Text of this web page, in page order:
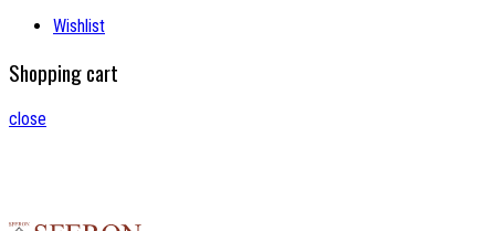
Wishlist
Shopping cart
close